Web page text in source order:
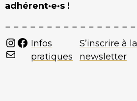
adhérent·e·s !
Instagram
Facebook
Mail
Infos
pratiques
S’inscrire à la
newsletter